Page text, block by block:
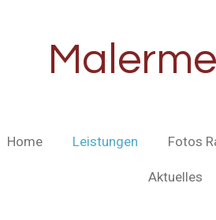
Home Leistungen Fotos
Aktuelles